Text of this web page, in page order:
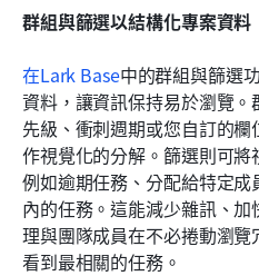
群組與篩選以結構化專案資料
在Lark Base中的群組與篩選
資料，讓資訊保持易於瀏覽
先級、衝刺週期或您自訂的
作視覺化的分解。篩選則可將
例如逾期任務、分配給特定
內的任務。這能減少雜訊、
理與團隊成員在不必捲動瀏
看到最相關的任務。